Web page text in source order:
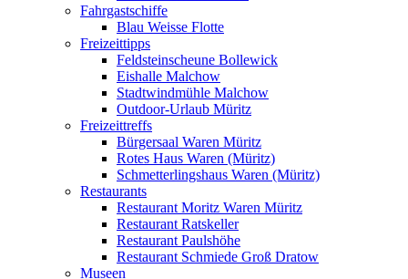
Fahrgastschiffe
Blau Weisse Flotte
Freizeittipps
Feldsteinscheune Bollewick
Eishalle Malchow
Stadtwindmühle Malchow
Outdoor-Urlaub Müritz
Freizeittreffs
Bürgersaal Waren Müritz
Rotes Haus Waren (Müritz)
Schmetterlingshaus Waren (Müritz)
Restaurants
Restaurant Moritz Waren Müritz
Restaurant Ratskeller
Restaurant Paulshöhe
Restaurant Schmiede Groß Dratow
Museen